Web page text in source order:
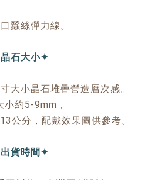
蠶絲彈力線。
石大小✦
大小晶石堆疊營造層次感。
小約5-9mm，
公分，配戴效果圖供參考。
貨時間✦